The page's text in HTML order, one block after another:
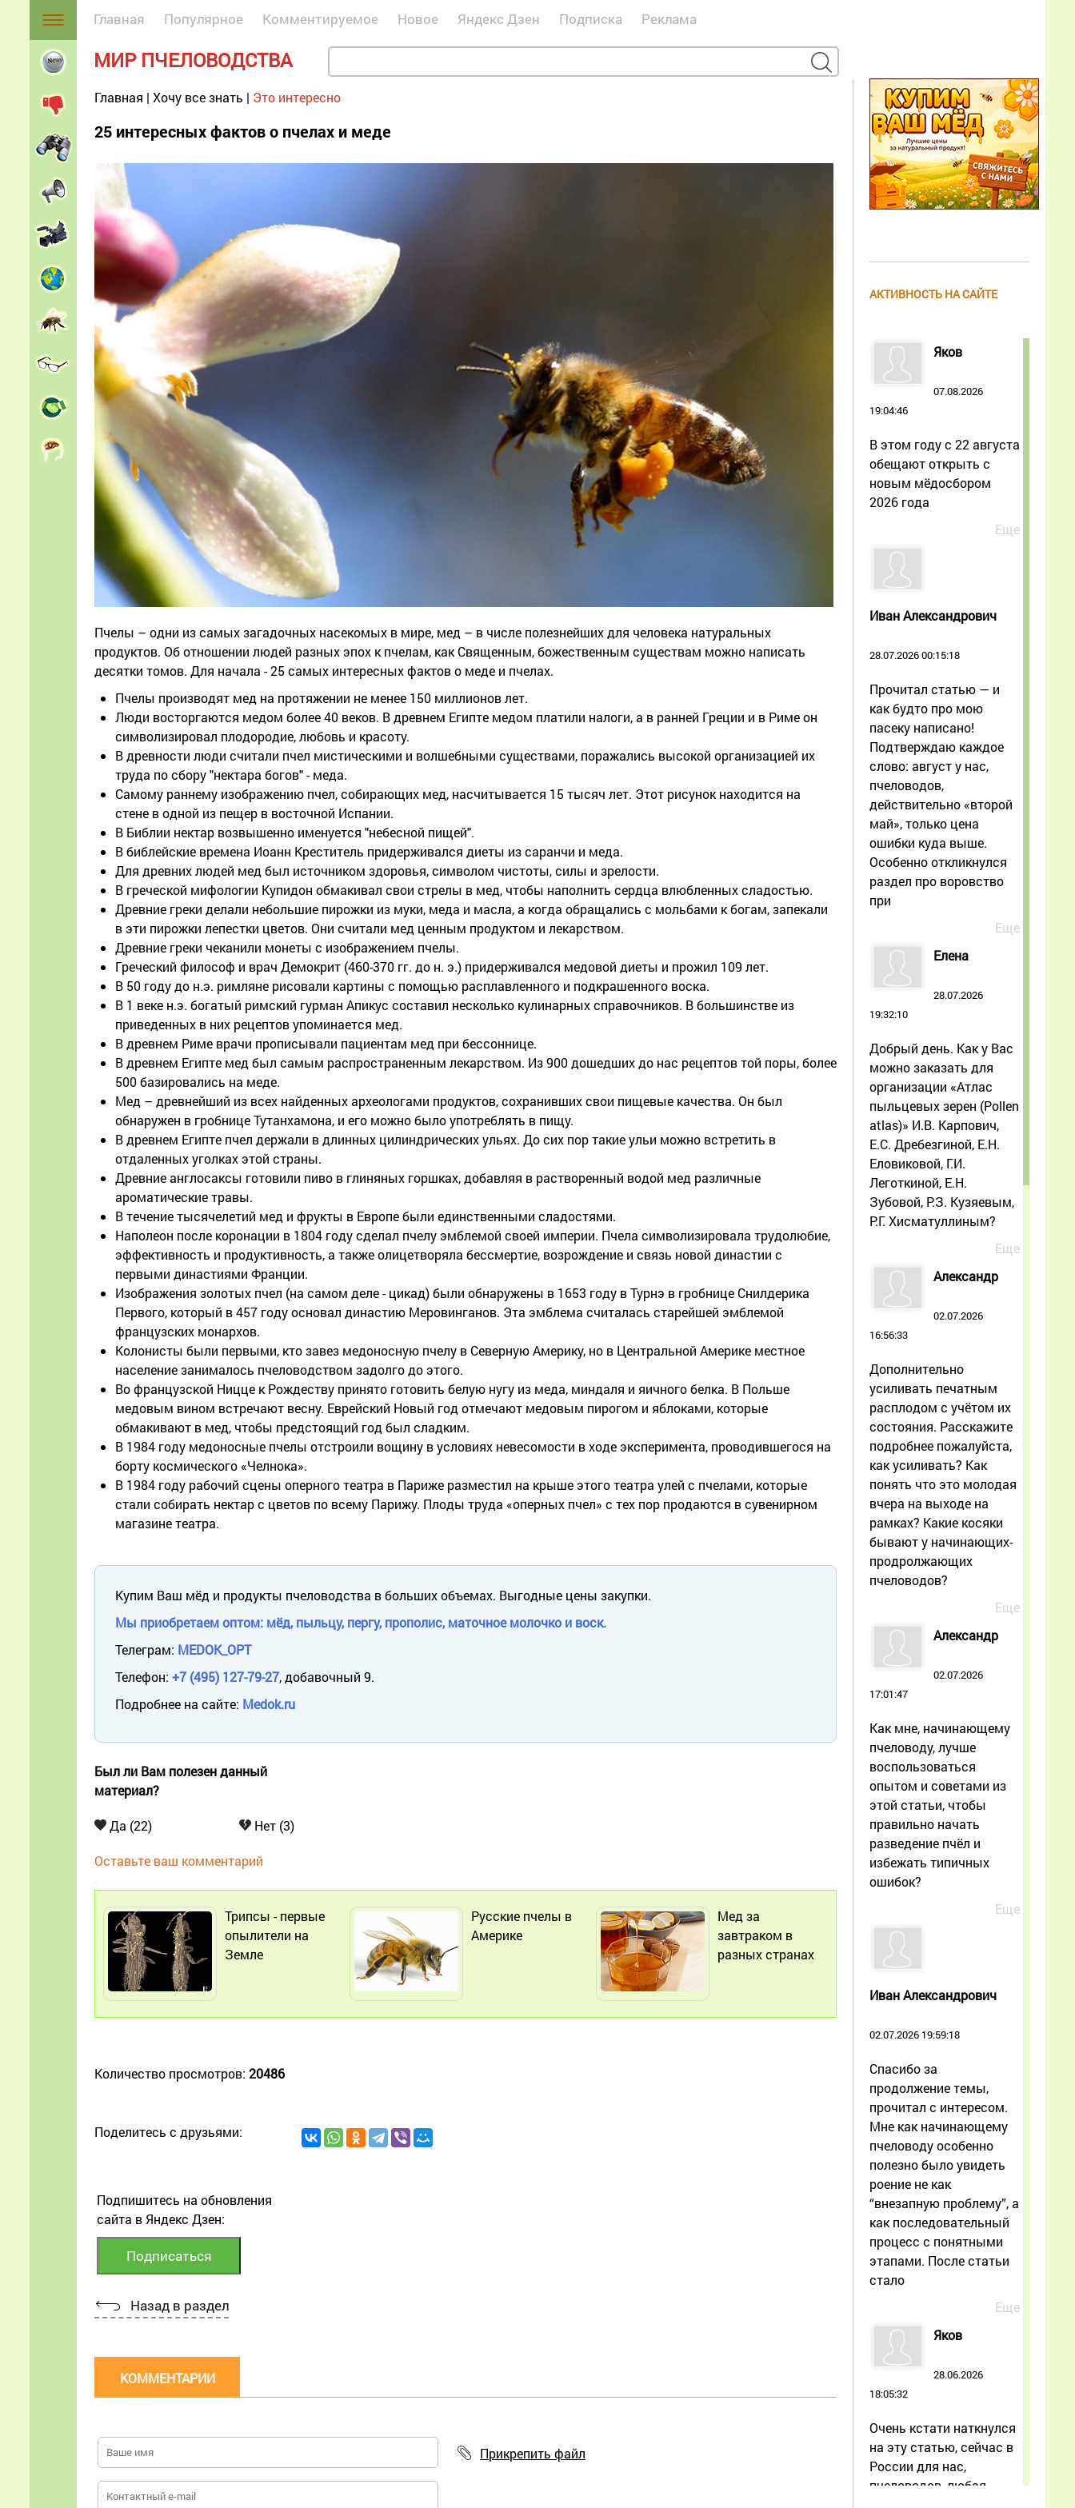
Главная Популярное Комментируемое Новое Яндекс Дзен Подписка Реклама
МИР ПЧЕЛОВОДСТВА
Главная | Хочу все знать | Это интересно
25 интересных фактов о пчелах и меде
Пчелы – одни из самых загадочных насекомых в мире, мед – в числе полезнейших для человека натуральных
продуктов. Об отношении людей разных эпох к пчелам, как Священным, божественным существам можно написать
десятки томов. Для начала - 25 самых интересных фактов о меде и пчелах.
Пчелы производят мед на протяжении не менее 150 миллионов лет.
Люди восторгаются медом более 40 веков. В древнем Египте медом платили налоги, а в ранней Греции и в Риме он
символизировал плодородие, любовь и красоту.
В древности люди считали пчел мистическими и волшебными существами, поражались высокой организацией их
труда по сбору "нектара богов" - меда.
Самому раннему изображению пчел, собирающих мед, насчитывается 15 тысяч лет. Этот рисунок находится на
стене в одной из пещер в восточной Испании.
В Библии нектар возвышенно именуется "небесной пищей".
В библейские времена Иоанн Креститель придерживался диеты из саранчи и меда.
Для древних людей мед был источником здоровья, символом чистоты, силы и зрелости.
В греческой мифологии Купидон обмакивал свои стрелы в мед, чтобы наполнить сердца влюбленных сладостью.
Древние греки делали небольшие пирожки из муки, меда и масла, а когда обращались с мольбами к богам, запекали
в эти пирожки лепестки цветов. Они считали мед ценным продуктом и лекарством.
Древние греки чеканили монеты с изображением пчелы.
Греческий философ и врач Демокрит (460-370 гг. до н. э.) придерживался медовой диеты и прожил 109 лет.
В 50 году до н.э. римляне рисовали картины с помощью расплавленного и подкрашенного воска.
В 1 веке н.э. богатый римский гурман Апикус составил несколько кулинарных справочников. В большинстве из
приведенных в них рецептов упоминается мед.
В древнем Риме врачи прописывали пациентам мед при бессоннице.
В древнем Египте мед был самым распространенным лекарством. Из 900 дошедших до нас рецептов той поры, более
500 базировались на меде.
Мед – древнейший из всех найденных археологами продуктов, сохранивших свои пищевые качества. Он был
обнаружен в гробнице Тутанхамона, и его можно было употреблять в пищу.
В древнем Египте пчел держали в длинных цилиндрических ульях. До сих пор такие ульи можно встретить в
отдаленных уголках этой страны.
Древние англосаксы готовили пиво в глиняных горшках, добавляя в растворенный водой мед различные
ароматические травы.
В течение тысячелетий мед и фрукты в Европе были единственными сладостями.
Наполеон после коронации в 1804 году сделал пчелу эмблемой своей империи. Пчела символизировала трудолюбие,
эффективность и продуктивность, а также олицетворяла бессмертие, возрождение и связь новой династии с
первыми династиями Франции.
Изображения золотых пчел (на самом деле - цикад) были обнаружены в 1653 году в Турнэ в гробнице Снилдерика
Первого, который в 457 году основал династию Меровинганов. Эта эмблема считалась старейшей эмблемой
французских монархов.
Колонисты были первыми, кто завез медоносную пчелу в Северную Америку, но в Центральной Америке местное
население занималось пчеловодством задолго до этого.
Во французской Ницце к Рождеству принято готовить белую нугу из меда, миндаля и яичного белка. В Польше
медовым вином встречают весну. Еврейский Новый год отмечают медовым пирогом и яблоками, которые
обмакивают в мед, чтобы предстоящий год был сладким.
В 1984 году медоносные пчелы отстроили вощину в условиях невесомости в ходе эксперимента, проводившегося на
борту космического «Челнока».
В 1984 году рабочий сцены оперного театра в Париже разместил на крыше этого театра улей с пчелами, которые
стали собирать нектар с цветов по всему Парижу. Плоды труда «оперных пчел» с тех пор продаются в сувенирном
магазине театра.
Купим Ваш мёд и продукты пчеловодства в больших объемах. Выгодные цены закупки.
Мы приобретаем оптом: мёд, пыльцу, пергу, прополис, маточное молочко и воск.
Телеграм: MEDOK_OPT
Телефон: +7 (495) 127-79-27, добавочный 9.
Подробнее на сайте: Medok.ru
Был ли Вам полезен данный
материал?
Да (22) Нет (3)
Оставьте ваш комментарий
Трипсы - первые
опылители на
Земле
Русские пчелы в
Америке
Мед за
завтраком в
разных странах
Количество просмотров: 20486
Поделитесь с друзьями:
Подпишитесь на обновления
сайта в Яндекс Дзен:
Назад в раздел
КОММЕНТАРИИ
Прикрепить файл
АКТИВНОСТЬ НА САЙТЕ
Яков
07.08.2026
19:04:46
В этом году с 22 августа
обещают открыть с
новым мёдосбором
2026 года
Еще
Иван Александрович
28.07.2026 00:15:18
Прочитал статью — и
как будто про мою
пасеку написано!
Подтверждаю каждое
слово: август у нас,
пчеловодов,
действительно «второй
май», только цена
ошибки куда выше.
Особенно откликнулся
раздел про воровство
при
Еще
Елена
28.07.2026
19:32:10
Добрый день. Как у Вас
можно заказать для
организации «Атлас
пыльцевых зерен (Pollen
atlas)» И.В. Карпович,
Е.С. Дребезгиной, Е.Н.
Еловиковой, Г.И.
Леготкиной, Е.Н.
Зубовой, Р.З. Кузяевым,
Р.Г. Хисматуллиным?
Еще
Александр
02.07.2026
16:56:33
Дополнительно
усиливать печатным
расплодом с учётом их
состояния. Расскажите
подробнее пожалуйста,
как усиливать? Как
понять что это молодая
вчера на выходе на
рамках? Какие косяки
бывают у начинающих-
продролжающих
пчеловодов?
Еще
Александр
02.07.2026
17:01:47
Как мне, начинающему
пчеловоду, лучше
воспользоваться
опытом и советами из
этой статьи, чтобы
правильно начать
разведение пчёл и
избежать типичных
ошибок?
Еще
Иван Александрович
02.07.2026 19:59:18
Спасибо за
продолжение темы,
прочитал с интересом.
Мне как начинающему
пчеловоду особенно
полезно было увидеть
роение не как
“внезапную проблему”, а
как последовательный
процесс с понятными
этапами. После статьи
стало
Еще
Яков
28.06.2026
18:05:32
Очень кстати наткнулся
на эту статью, сейчас в
России для нас,
пчеловодов, любая